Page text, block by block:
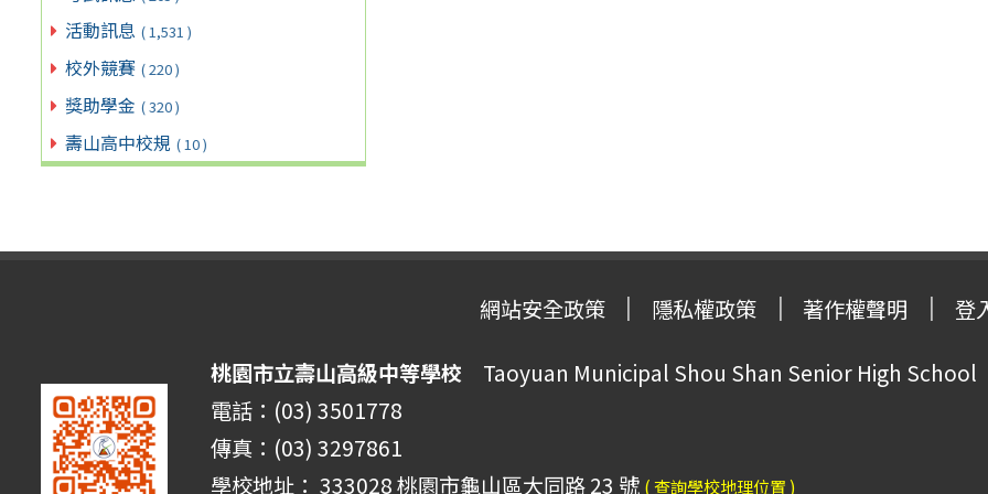
活動訊息 ( 1,531 )
校外競賽 ( 220 )
獎助學金 ( 320 )
壽山高中校規 ( 10 )
網站安全政策 隱私權政策 著作權聲明 登
桃園市立壽山高級中等學校 Taoyuan Municipal Shou Shan Senior High School
電話：(03) 3501778
傳真：(03) 3297861
學校地址： 333028 桃園市龜山區大同路 23 號 ( 查詢學校地理位置 )